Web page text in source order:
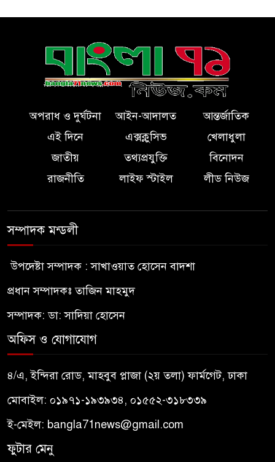
অপরাধ ও দুর্ঘটনা আইন-আদালত
আন্তর্জাতিক
এই দিনে
এক্সক্লুসিভ
খেলাধুলা
জাতীয়
তথ্যপ্রযুক্তি
বিনোদন
রাজনীতি
লাইফ স্টাইল লীড নিউজ
সম্পাদক মন্ডলী
উপদেষ্টা সম্পাদক : সাখাওয়াত হোসেন বাদশা
প্রধান সম্পাদকঃ তাজিন মাহমুদ
সম্পাদক: ডা: সাদিয়া হোসেন
অফিস ও যোগাযোগ
৪/এ, ইন্দিরা রোড, মাহবুব প্লাজা (২য় তলা) ফার্মগেট, ঢাকা
মোবাইল: ০১৯৭১-১৯৩৯৩৪, ০১৫৫২-৩১৮৩৩৯
ই-মেইল: bangla71news@gmail.com
ফুটার মেনু